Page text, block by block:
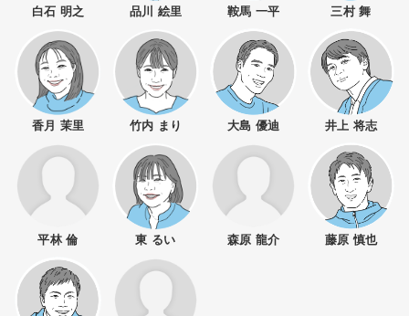
白石 明之 品川 絵里 鞍馬 一平 三村 舞
香月 茉里 竹内 まり 大島 優迪 井上 将志
平林 倫 東 るい 森原 龍介 藤原 慎也